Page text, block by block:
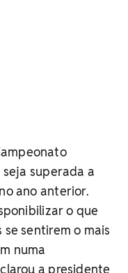
superada a
ano anterior.
o que
sentirem o mais
numa
a presidente